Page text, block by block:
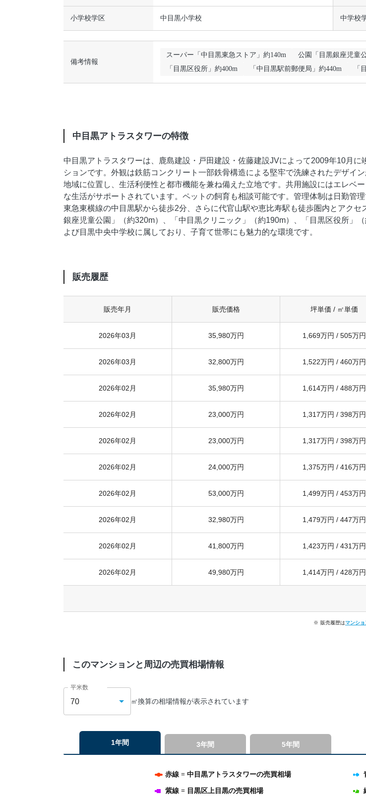
小学校学区 中目黒小学校 中学校
備考情報
スーパー「中目黒東急ストア」約140m 公園「目黒銀座児童
「目黒区役所」約400m
「中目黒駅前郵便局」約440m 「
中目黒アトラスタワーの特徴
中目黒アトラスタワーは、鹿島建設・戸田建設・佐藤建設JVによって2009年10月
ションです。外観は鉄筋コンクリート一部鉄骨構造による堅牢で洗練されたデザイ
地域に位置し、生活利便性と都市機能を兼ね備えた立地です。共用施設にはエレベ
な生活がサポートされています。ペットの飼育も相談可能です。管理体制は日勤管
東急東横線の中目黒駅から徒歩2分、さらに代官山駅や恵比寿駅も徒歩圏内とアク
銀座児童公園」（約320m）、「中目黒クリニック」（約190m）、「目黒区役所」
よび目黒中央中学校に属しており、子育て世帯にも魅力的な環境です。
販売履歴
販売年月 販売価格 坪単価 / ㎡単価
2026年03月 35,980万円 1,669万円 / 505万円
2026年03月 32,800万円 1,522万円 / 460万円
2026年02月 35,980万円 1,614万円 / 488万円
2026年02月 23,000万円 1,317万円 / 398万円
2026年02月 23,000万円 1,317万円 / 398万円
2026年02月 24,000万円 1,375万円 / 416万円
2026年02月 53,000万円 1,499万円 / 453万円
2026年02月 32,980万円 1,479万円 / 447万円
2026年02月 41,800万円 1,423万円 / 431万円
2026年02月 49,980万円 1,414万円 / 428万円
※ 販売履歴はマンシ
このマンションと周辺の売買相場情報
平米数
70 ㎡換算の相場情報が表示されています
1年間 3年間 5年間
The chart has 1 Y axis displaying values. Data ranges from 441.75 to 1505.07.
赤線 = 中目黒アトラスタワーの売買相場
紫線 = 目黒区上目黒の売買相場